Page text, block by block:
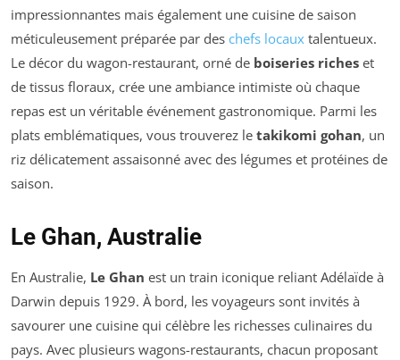
impressionnantes mais également une cuisine de saison
méticuleusement préparée par des chefs locaux talentueux.
Le décor du wagon-restaurant, orné de boiseries riches et
de tissus floraux, crée une ambiance intimiste où chaque
repas est un véritable événement gastronomique. Parmi les
plats emblématiques, vous trouverez le takikomi gohan, un
riz délicatement assaisonné avec des légumes et protéines de
saison.
Le Ghan, Australie
En Australie, Le Ghan est un train iconique reliant Adélaïde à
Darwin depuis 1929. À bord, les voyageurs sont invités à
savourer une cuisine qui célèbre les richesses culinaires du
pays. Avec plusieurs wagons-restaurants, chacun proposant